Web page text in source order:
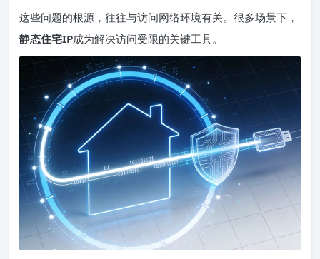
这些问题的根源，往往与访问网络环境有关。很多场景下，
静态住宅IP成为解决访问受限的关键工具。